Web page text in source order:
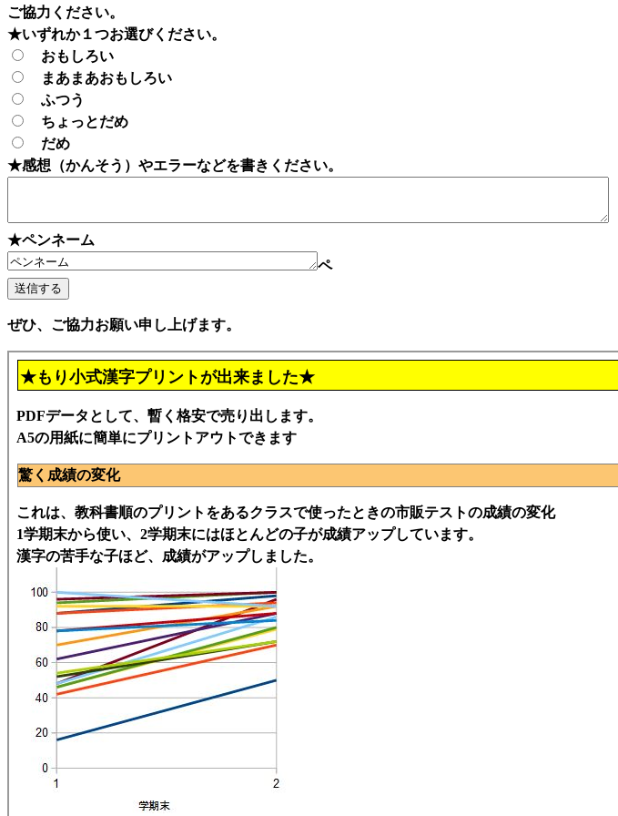
ご協力ください。
★いずれか１つお選びください。
おもしろい
まあまあおもしろい
ふつう
ちょっとだめ
だめ
★感想（かんそう）やエラーなどを書きください。
★ペンネーム
ペ
ぜひ、ご協力お願い申し上げます。